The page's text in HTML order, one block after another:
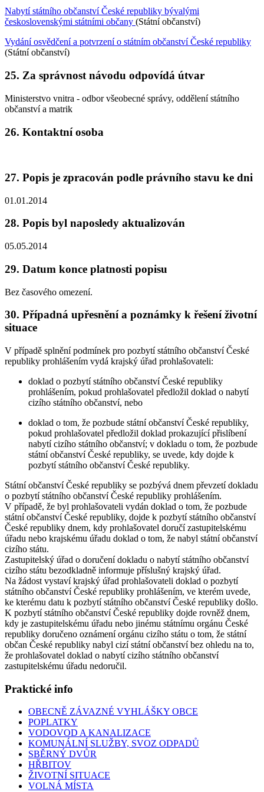
Nabytí státního občanství České republiky bývalými
československými státními občany (Státní občanství)
Vydání osvědčení a potvrzení o státním občanství České republiky
(Státní občanství)
25. Za správnost návodu odpovídá útvar
Ministerstvo vnitra - odbor všeobecné správy, oddělení státního
občanství a matrik
26. Kontaktní osoba
27. Popis je zpracován podle právního stavu ke dni
01.01.2014
28. Popis byl naposledy aktualizován
05.05.2014
29. Datum konce platnosti popisu
Bez časového omezení.
30. Případná upřesnění a poznámky k řešení životní
situace
V případě splnění podmínek pro pozbytí státního občanství České
republiky prohlášením vydá krajský úřad prohlašovateli:
doklad o pozbytí státního občanství České republiky
prohlášením, pokud prohlašovatel předložil doklad o nabytí
cizího státního občanství, nebo
doklad o tom, že pozbude státní občanství České republiky,
pokud prohlašovatel předložil doklad prokazující přislíbení
nabytí cizího státního občanství; v dokladu o tom, že pozbude
státní občanství České republiky, se uvede, kdy dojde k
pozbytí státního občanství České republiky.
Státní občanství České republiky se pozbývá dnem převzetí dokladu
o pozbytí státního občanství České republiky prohlášením.
V případě, že byl prohlašovateli vydán doklad o tom, že pozbude
státní občanství České republiky, dojde k pozbytí státního občanství
České republiky dnem, kdy prohlašovatel doručí zastupitelskému
úřadu nebo krajskému úřadu doklad o tom, že nabyl státní občanství
cizího státu.
Zastupitelský úřad o doručení dokladu o nabytí státního občanství
cizího státu bezodkladně informuje příslušný krajský úřad.
Na žádost vystaví krajský úřad prohlašovateli doklad o pozbytí
státního občanství České republiky prohlášením, ve kterém uvede,
ke kterému datu k pozbytí státního občanství České republiky došlo.
K pozbytí státního občanství České republiky dojde rovněž dnem,
kdy je zastupitelskému úřadu nebo jinému státnímu orgánu České
republiky doručeno oznámení orgánu cizího státu o tom, že státní
občan České republiky nabyl cizí státní občanství bez ohledu na to,
že prohlašovatel doklad o nabytí cizího státního občanství
zastupitelskému úřadu nedoručil.
Praktické info
OBECNĚ ZÁVAZNÉ VYHLÁŠKY OBCE
POPLATKY
VODOVOD A KANALIZACE
KOMUNÁLNÍ SLUŽBY, SVOZ ODPADŮ
SBĚRNÝ DVŮR
HŘBITOV
ŽIVOTNÍ SITUACE
VOLNÁ MÍSTA